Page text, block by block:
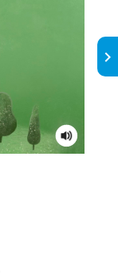
keyboard_arrow_right